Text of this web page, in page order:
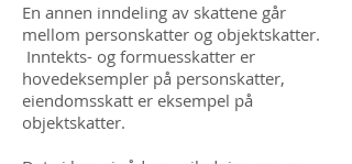
En annen inndeling av skattene går
mellom personskatter og objektskatter.
Inntekts- og formuesskatter er
hovedeksempler på personskatter,
eiendomsskatt er eksempel på
objektskatter.